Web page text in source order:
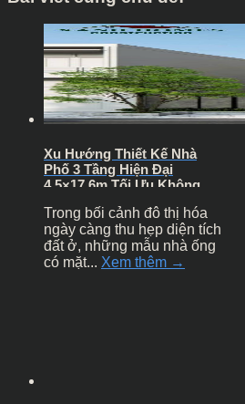
Xu Hướng Thiết Kế Nhà
Phố 3 Tầng Hiện Đại
4.5×17.6m Tối Ưu Không
Trong bối cảnh đô thị hóa
ngày càng thu hẹp diện tích
đất ở, những mẫu nhà ống
có mặt... Xem thêm →